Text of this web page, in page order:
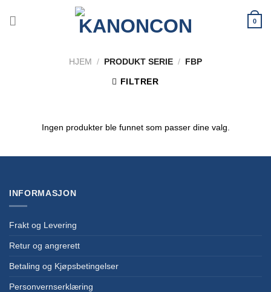
0
HJEM / PRODUKT SERIE / FBP
FILTRER
Ingen produkter ble funnet som passer dine valg.
INFORMASJON
Frakt og Levering
Retur og angrerett
Betaling og Kjøpsbetingelser
Personvernserklæring